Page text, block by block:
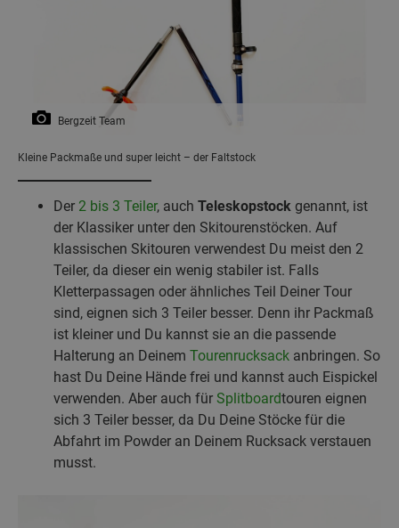
Bergzeit Team
Kleine Packmaße und super leicht – der Faltstock
Der 2 bis 3 Teiler, auch Teleskopstock genannt, ist
der Klassiker unter den Skitourenstöcken. Auf
klassischen Skitouren verwendest Du meist den 2
Teiler, da dieser ein wenig stabiler ist. Falls
Kletterpassagen oder ähnliches Teil Deiner Tour
sind, eignen sich 3 Teiler besser. Denn ihr Packmaß
ist kleiner und Du kannst sie an die passende
Halterung an Deinem Tourenrucksack anbringen. So
hast Du Deine Hände frei und kannst auch Eispickel
verwenden. Aber auch für Splitboardtouren eignen
sich 3 Teiler besser, da Du Deine Stöcke für die
Abfahrt im Powder an Deinem Rucksack verstauen
musst.